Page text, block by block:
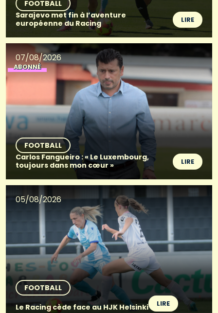
FOOTBALL
Sarajevo met fin à l’aventure
européenne du Racing
LIRE
07/08/2026
ABONNÉ
FOOTBALL
Carlos Fangueiro : « Le Luxembourg,
toujours dans mon cœur »
LIRE
05/08/2026
FOOTBALL
Le Racing cède face au HJK Helsinki
LIRE